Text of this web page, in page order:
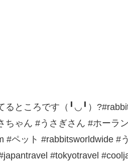
るところです（╹◡╹）
ゃん #うさぎさん #ホーラ
ペット #rabbitsworldwide #
#tokyotravel